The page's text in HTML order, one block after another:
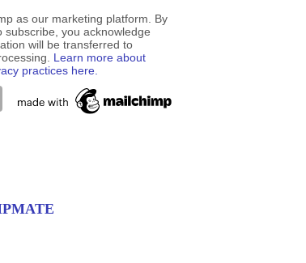
as our marketing platform. By
subscribe, you acknowledge
will be transferred to
Learn more about
practices here.